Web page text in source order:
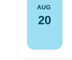
AUG
20